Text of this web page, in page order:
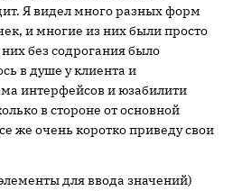
Я видел много разных форм
и многие из них были просто
без содрогания было
в душе у клиента и
интерфейсов и юзабилити
в стороне от основной
же очень коротко приведу свои
для ввода значений)